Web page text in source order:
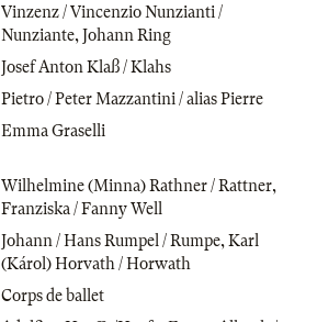
Vinzenz / Vincenzio Nunzianti /
Nunziante, Johann Ring
Josef Anton Klaß / Klahs
Pietro / Peter Mazzantini / alias Pierre
Emma Graselli
Wilhelmine (Minna) Rathner / Rattner,
Franziska / Fanny Well
Johann / Hans Rumpel / Rumpe, Karl
(Károl) Horvath / Horwath
Corps de ballet